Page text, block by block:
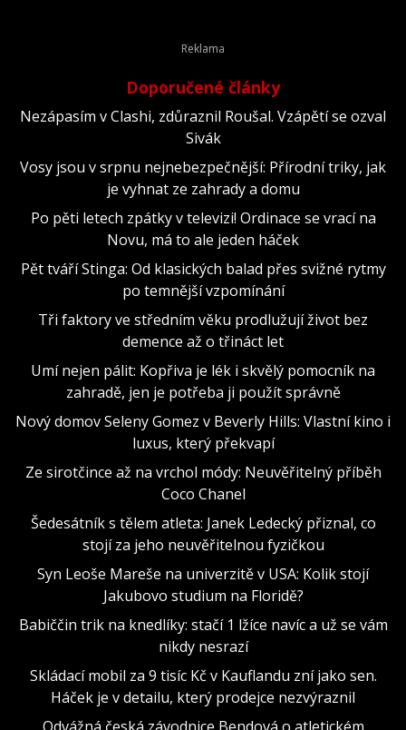
Doporučené články
Nezápasím v Clashi, zdůraznil Roušal. Vzápětí se ozval
Sivák
Vosy jsou v srpnu nejnebezpečnější: Přírodní triky, jak
je vyhnat ze zahrady a domu
Po pěti letech zpátky v televizi! Ordinace se vrací na
Novu, má to ale jeden háček
Pět tváří Stinga: Od klasických balad přes svižné rytmy
po temnější vzpomínání
Tři faktory ve středním věku prodlužují život bez
demence až o třináct let
Umí nejen pálit: Kopřiva je lék i skvělý pomocník na
zahradě, jen je potřeba ji použít správně
Nový domov Seleny Gomez v Beverly Hills: Vlastní kino i
luxus, který překvapí
Ze sirotčince až na vrchol módy: Neuvěřitelný příběh
Coco Chanel
Šedesátník s tělem atleta: Janek Ledecký přiznal, co
stojí za jeho neuvěřitelnou fyzičkou
Syn Leoše Mareše na univerzitě v USA: Kolik stojí
Jakubovo studium na Floridě?
Babiččin trik na knedlíky: stačí 1 lžíce navíc a už se vám
nikdy nesrazí
Skládací mobil za 9 tisíc Kč v Kauflandu zní jako sen.
Háček je v detailu, který prodejce nezvýraznil